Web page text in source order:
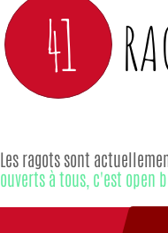
41
Les ragots sont
ouverts à tous, c'est open